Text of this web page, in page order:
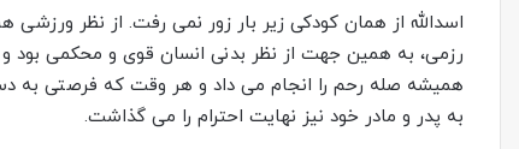
اسدالله از همان کودکی زیر بار زور نمی رفت. از نظر
رزمی، به همین جهت از نظر بدنی انسان قوی و محکمی بود
همیشه صله رحم را انجام می داد و هر وقت که فرصتی به
به پدر و مادر خود نیز نهایت احترام را می گذاشت.